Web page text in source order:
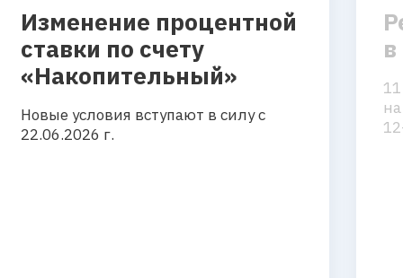
Изменение процентной
ставки по счету
«Накопительный»
Новые условия вступают в силу с
22.06.2026 г.